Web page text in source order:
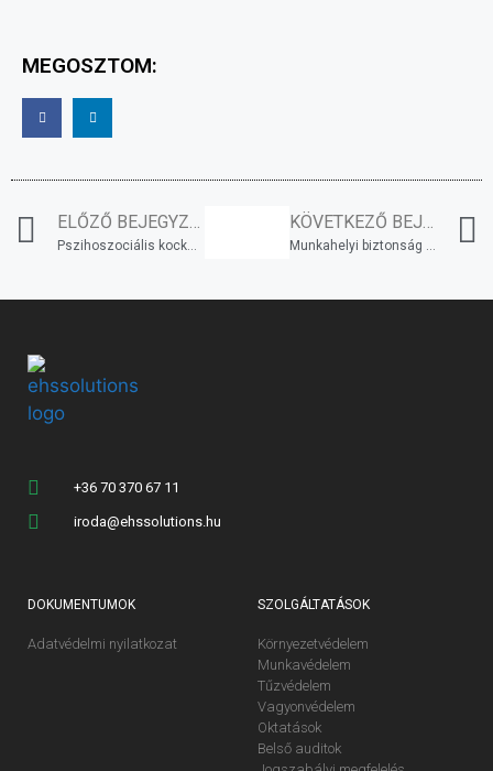
MEGOSZTOM:
+36 70 370 67 11
iroda@ehssolutions.hu
DOKUMENTUMOK
Adatvédelmi nyilatkozat
SZOLGÁLTATÁSOK
Környezetvédelem
Munkavédelem
Tűzvédelem
Vagyonvédelem
Oktatások
Belső auditok